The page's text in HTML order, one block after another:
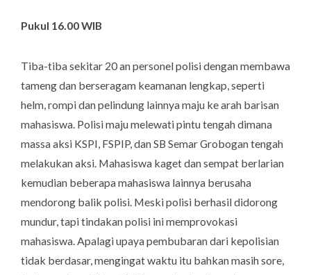
Pukul 16.00 WIB
Tiba-tiba sekitar 20 an personel polisi dengan membawa
tameng dan berseragam keamanan lengkap, seperti
helm, rompi dan pelindung lainnya maju ke arah barisan
mahasiswa. Polisi maju melewati pintu tengah dimana
massa aksi KSPI, FSPIP, dan SB Semar Grobogan tengah
melakukan aksi. Mahasiswa kaget dan sempat berlarian
kemudian beberapa mahasiswa lainnya berusaha
mendorong balik polisi. Meski polisi berhasil didorong
mundur, tapi tindakan polisi ini memprovokasi
mahasiswa. Apalagi upaya pembubaran dari kepolisian
tidak berdasar, mengingat waktu itu bahkan masih sore,